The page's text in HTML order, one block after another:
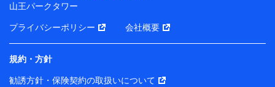
山王パークタワー
プライバシーポリシー 会社概要
規約・方針
勧誘方針・保険契約の取扱いについて